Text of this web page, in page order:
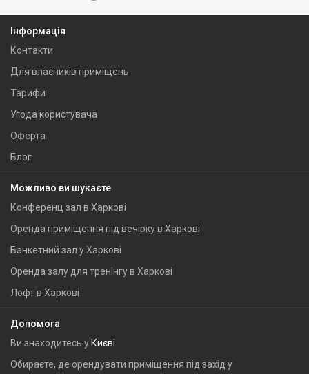
Інформація
Контакти
Для власників приміщень
Тарифи
Угода користувача
Оферта
Блог
Можливо ви шукаєте
Конференц зал в Харкові
Оренда приміщення під вечірку в Харкові
Банкетний зал у Харкові
Оренда залу для тренінгу в Харкові
Лофт в Харкові
Допомога
Ви знаходитесь у Києві
Обираєте, де орендувати приміщення під захід у